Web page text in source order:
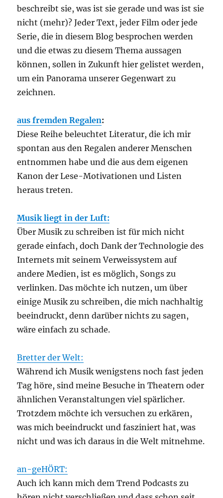
beschreibt sie, was ist sie gerade und was ist sie
nicht (mehr)? Jeder Text, jeder Film oder jede
Serie, die in diesem Blog besprochen werden
und die etwas zu diesem Thema aussagen
können, sollen in Zukunft hier gelistet werden,
um ein Panorama unserer Gegenwart zu
zeichnen.
aus fremden Regalen:
Diese Reihe beleuchtet Literatur, die ich mir
spontan aus den Regalen anderer Menschen
entnommen habe und die aus dem eigenen
Kanon der Lese-Motivationen und Listen
heraus treten.
Musik liegt in der Luft:
Über Musik zu schreiben ist für mich nicht
gerade einfach, doch Dank der Technologie des
Internets mit seinem Verweissystem auf
andere Medien, ist es möglich, Songs zu
verlinken. Das möchte ich nutzen, um über
einige Musik zu schreiben, die mich nachhaltig
beeindruckt, denn darüber nichts zu sagen,
wäre einfach zu schade.
Bretter der Welt:
Während ich Musik wenigstens noch fast jeden
Tag höre, sind meine Besuche in Theatern oder
ähnlichen Veranstaltungen viel spärlicher.
Trotzdem möchte ich versuchen zu erkären,
was mich beeindruckt und fasziniert hat, was
nicht und was ich daraus in die Welt mitnehme.
an-geHÖRT:
Auch ich kann mich dem Trend Podcasts zu